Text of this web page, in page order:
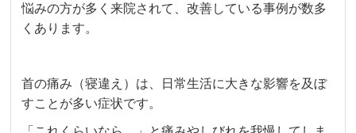
悩みの方が多く来院されて、改善している事例が数多
くあります。
首の痛み（寝違え）は、日常生活に大きな影響を及ぼ
すことが多い症状です。